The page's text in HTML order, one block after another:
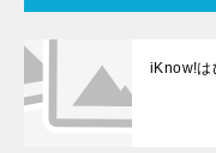
iKnow!は